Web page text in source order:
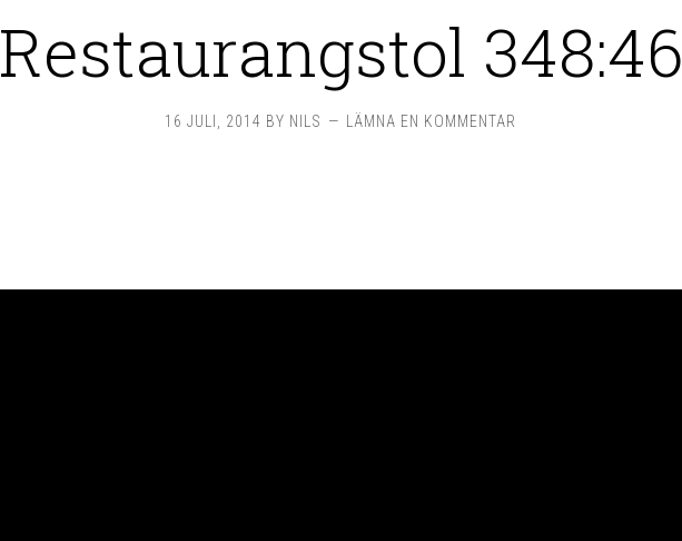
Restaurangstol 348:46
16 JULI, 2014 BY NILS LÄMNA EN KOMMENTAR